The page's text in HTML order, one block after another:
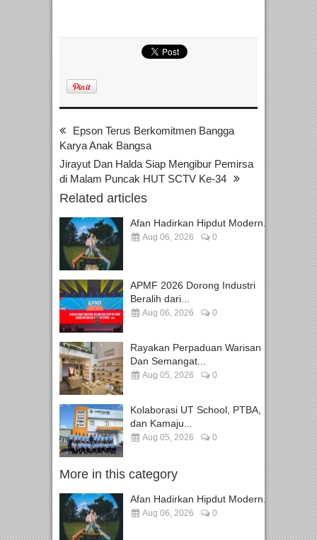
Epson Terus Berkomitmen Bangga
Karya Anak Bangsa
Jirayut Dan Halda Siap Mengibur Pemirsa
di Malam Puncak HUT SCTV Ke-34
Related articles
Afan Hadirkan Hipdut Modern...
Aug 06, 2026 0
APMF 2026 Dorong Industri
Beralih dari...
Aug 06, 2026 0
Rayakan Perpaduan Warisan
Dan Semangat...
Aug 05, 2026 0
Kolaborasi UT School, PTBA,
dan Kamaju...
Aug 05, 2026 0
More in this category
Afan Hadirkan Hipdut Modern...
Aug 06, 2026 0